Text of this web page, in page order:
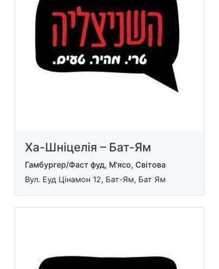
Ха-Шніцелія – Бат-Ям
Гамбургер/Фаст фуд, М'ясо, Світова
Вул. Еуд Цінамон 12, Бат-Ям, Бат Ям